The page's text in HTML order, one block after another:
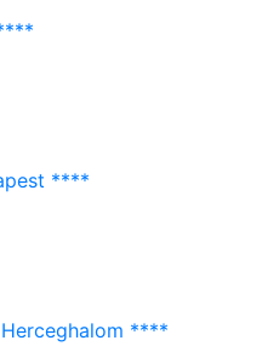
****
****